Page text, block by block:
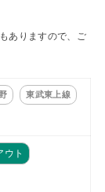
ありますので、ご
東武東上線
ウト